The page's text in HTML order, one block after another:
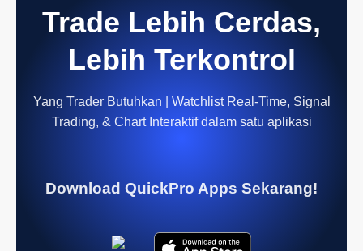
Trade Lebih Cerdas,
Lebih Terkontrol
Yang Trader Butuhkan | Watchlist Real-Time, Signal
Trading, & Chart Interaktif dalam satu aplikasi
Download QuickPro Apps Sekarang!